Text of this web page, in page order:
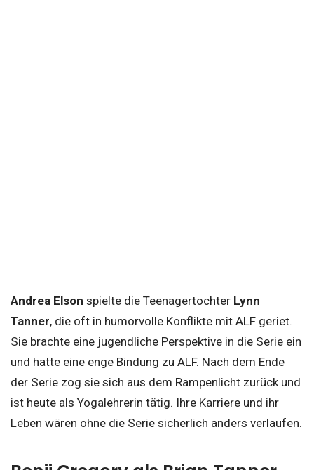
Andrea Elson spielte die Teenagertochter Lynn
Tanner, die oft in humorvolle Konflikte mit ALF geriet.
Sie brachte eine jugendliche Perspektive in die Serie ein
und hatte eine enge Bindung zu ALF. Nach dem Ende
der Serie zog sie sich aus dem Rampenlicht zurück und
ist heute als Yogalehrerin tätig. Ihre Karriere und ihr
Leben wären ohne die Serie sicherlich anders verlaufen.